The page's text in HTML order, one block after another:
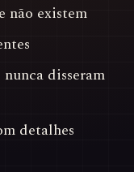
não existem
disseram
detalhes